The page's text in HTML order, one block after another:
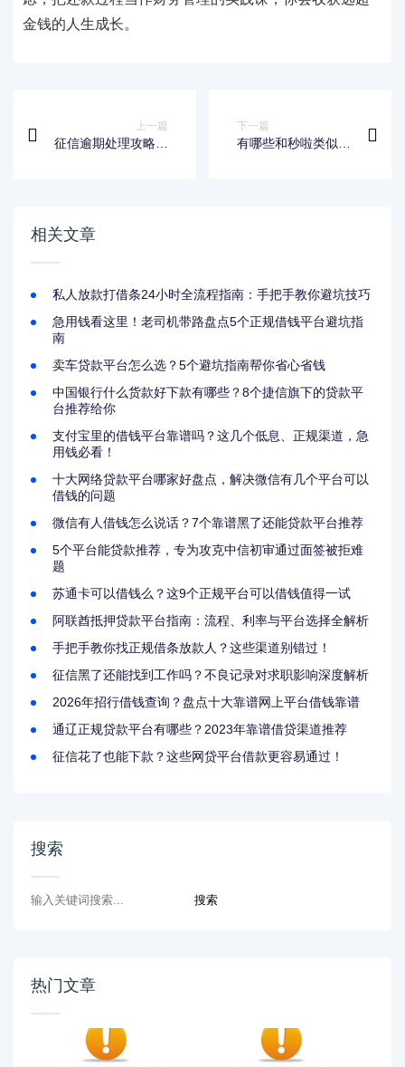
金钱的人生成长。
上一篇
征信逾期处理攻略：
下一篇
有哪些和秒啦类似的
相关文章
私人放款打借条24小时全流程指南：手把手教你避坑技巧
急用钱看这里！老司机带路盘点5个正规借钱平台避坑指
南
卖车贷款平台怎么选？5个避坑指南帮你省心省钱
中国银行什么货款好下款有哪些？8个捷信旗下的贷款平
台推荐给你
支付宝里的借钱平台靠谱吗？这几个低息、正规渠道，急
用钱必看！
十大网络贷款平台哪家好盘点，解决微信有几个平台可以
借钱的问题
微信有人借钱怎么说话？7个靠谱黑了还能贷款平台推荐
5个平台能贷款推荐，专为攻克中信初审通过面签被拒难
题
苏通卡可以借钱么？这9个正规平台可以借钱值得一试
阿联酋抵押贷款平台指南：流程、利率与平台选择全解析
手把手教你找正规借条放款人？这些渠道别错过！
征信黑了还能找到工作吗？不良记录对求职影响深度解析
2026年招行借钱查询？盘点十大靠谱网上平台借钱靠谱
通辽正规贷款平台有哪些？2023年靠谱借贷渠道推荐
征信花了也能下款？这些网贷平台借款更容易通过！
搜索
热门文章